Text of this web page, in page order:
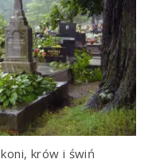
krów i świń